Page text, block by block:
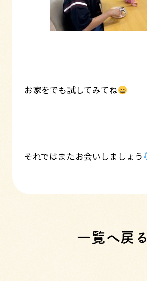
お家をでも試してみてね
それではまたお会いしましょう
一覧へ戻る